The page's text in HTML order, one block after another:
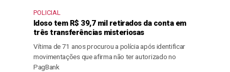
POLICIAL
Idoso tem R$ 39,7 mil retirados da conta em
três transferências misteriosas
Vítima de 71 anos procurou a polícia após identificar
movimentações que afirma não ter autorizado no
PagBank